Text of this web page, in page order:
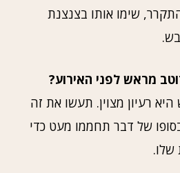
שימו אותו בצנצנת
מראש לפני האירוע?
רעיון מצוין. תעשו את זה
של דבר תחממו מעט כדי
שלו.